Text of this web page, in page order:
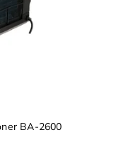
BA-2600